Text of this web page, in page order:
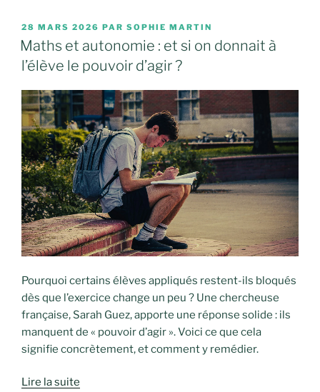
PUBLIÉ
LE
28 MARS 2026 PAR SOPHIE MARTIN
Maths et autonomie : et si on donnait à
l’élève le pouvoir d’agir ?
Pourquoi certains élèves appliqués restent-ils bloqués
dès que l’exercice change un peu ? Une chercheuse
française, Sarah Guez, apporte une réponse solide : ils
manquent de « pouvoir d’agir ». Voici ce que cela
signifie concrètement, et comment y remédier.
Lire la suite